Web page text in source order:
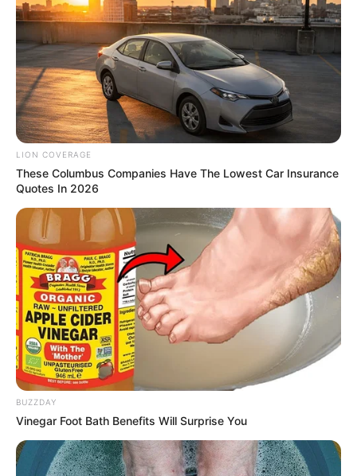
ต้นปียังหมกมุ่นคิดถึงแต่เรื่องเก่าที่ผ่านมา จนไม่เป็นอันทำ
อะไร ขอแนะนำให้ทิ้งเรื่องเก่า มองเรื่องใหม่ที่กำลังเข้ามาจะ
ดีกว่า กลางปีได้เดินทาง ปรับเปลี่ยนที่อยู่ การทำงานดีขึ้น
งานก้าวหน้า แต่คุณคงต้องกระตือรือร้นตามไปด้วย ส่งให้
ไม่ค่อยได้อยู่ติดที่ เดินทางบ่อย คุณที่อยากเปลี่ยนงาน ลอง
สมัครดูจะได้รับข่าวดี ช่วงปลายผู้บังคับบัญชา สนับสนุน
เต็มที่
เงินทองช่วงต้นปีทำให้หงุดหงิด มีบางอย่างเสียไปแล้วเกิด
ความเสียดาย ระวังของหาย ช่วงกลางปีมีลาภจากการเดิน
ความรัก“ไพ่ทศกัณฐ์แห้ความ” และ “ไพ่ 5 ถ้วย”จุกจิกขี้
บ่น จนเลยเถิด ตัวเองก็ต้องมานั่งเสียใจในคำพูด คนโสด
สบายสุดๆ ช่วงนี้มีกามเทพแผลงศร ให้ได้สะดุดรักกันให้วุ่น
LION COVERAGE
These Columbus Companies Have The Lowest Car Insurance
Quotes In 2026
BUZZDAY
Vinegar Foot Bath Benefits Will Surprise You